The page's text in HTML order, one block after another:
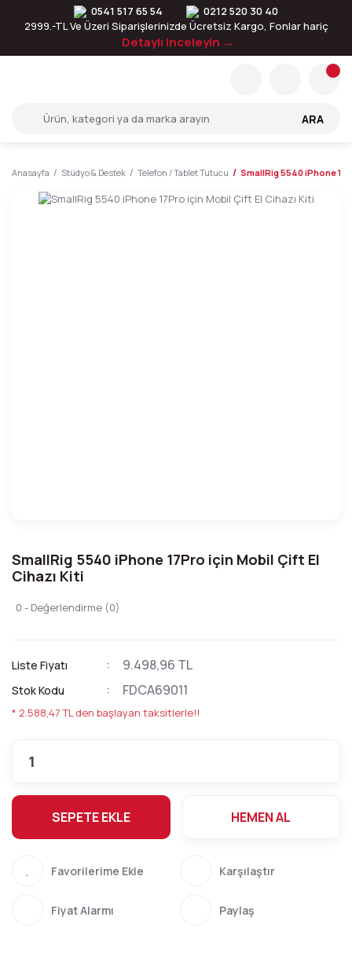
0541 517 65 54
0212 520 30 40
2999.-TL Ve Üzeri Siparişlerinizde Ücretsiz Kargo, Fonlar hariç
Detaylı inceleyin →
ARA
Anasayfa Stüdyo & Destek Telefon / Tablet Tutucu SmallRig 5540 iPhone
SmallRig 5540 iPhone 17Pro için Mobil Çift El
Cihazı Kiti
0 - Değerlendirme (0)
Liste Fiyatı 9.498,96 TL
Stok Kodu FDCA69011
* 2.588,47 TL den başlayan taksitlerle!!
SEPETE EKLE HEMEN AL
Karşılaştır
Fiyat Alarmı Paylaş